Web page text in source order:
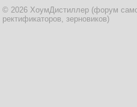
© 2026 ХоумДистиллер (форум
ректификаторов, зерновиков)